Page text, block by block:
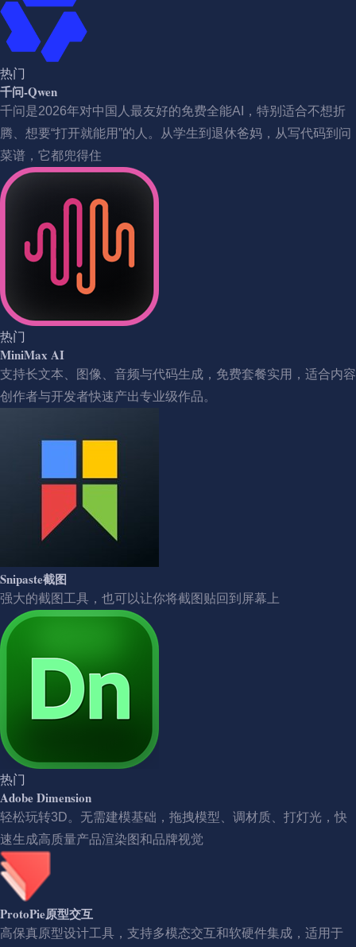
热门
千问-Qwen
千问是2026年对中国人最友好的免费全能AI，特别适合不想折
腾、想要“打开就能用”的人。从学生到退休爸妈，从写代码到问
菜谱，它都兜得住
热门
MiniMax AI
支持长文本、图像、音频与代码生成，免费套餐实用，适合内容
创作者与开发者快速产出专业级作品。
Snipaste截图
强大的截图工具，也可以让你将截图贴回到屏幕上
热门
Adobe Dimension
轻松玩转3D。无需建模基础，拖拽模型、调材质、打灯光，快
速生成高质量产品渲染图和品牌视觉
ProtoPie原型交互
高保真原型设计工具，支持多模态交互和软硬件集成，适用于